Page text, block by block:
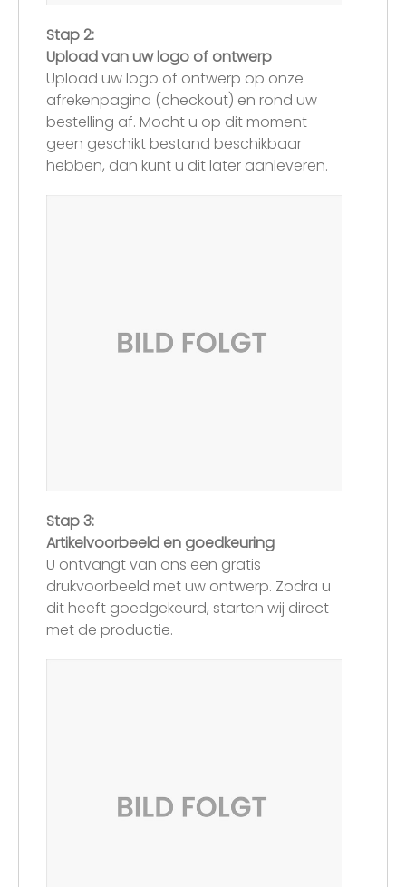
Stap 2:
Upload van uw logo of ontwerp
Upload uw logo of ontwerp op onze
afrekenpagina (checkout) en rond uw
bestelling af. Mocht u op dit moment
geen geschikt bestand beschikbaar
hebben, dan kunt u dit later aanleveren.
Stap 3:
Artikelvoorbeeld en goedkeuring
U ontvangt van ons een gratis
drukvoorbeeld met uw ontwerp. Zodra u
dit heeft goedgekeurd, starten wij direct
met de productie.